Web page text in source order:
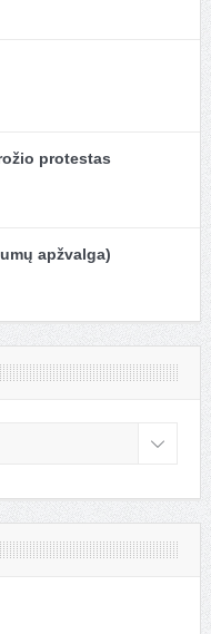
protestas
apžvalga)